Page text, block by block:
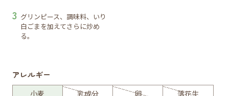
グリンピース、調味料、いり
白ごまを加えてさらに炒め
る。
アレルギー
小麦 乳成分 卵
落花生